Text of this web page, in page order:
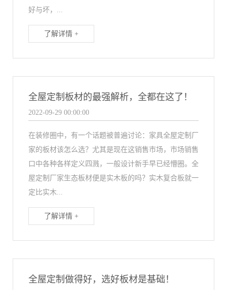
好与坏，...
了解详情 +
全屋定制板材的最强解析，全都在这了！
2022-09-29 00:00:00
在装修圈中，有一个话题被普遍讨论：家具全屋定制厂
家的板材该怎么选？尤其是现在这销售市场，市场销售
口中各种各样定义四溅，一般设计新手早已经懵圈。全
屋定制厂家生态板材便是实木板的吗？实木复合板就一
定比实木...
了解详情 +
全屋定制做得好，选好板材是基础！